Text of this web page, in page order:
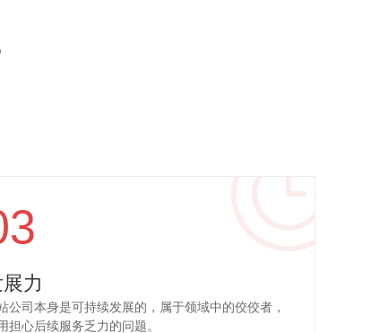
力
公司本身是可持续发展的，属于领域中的佼佼者，
担心后续服务乏力的问题。